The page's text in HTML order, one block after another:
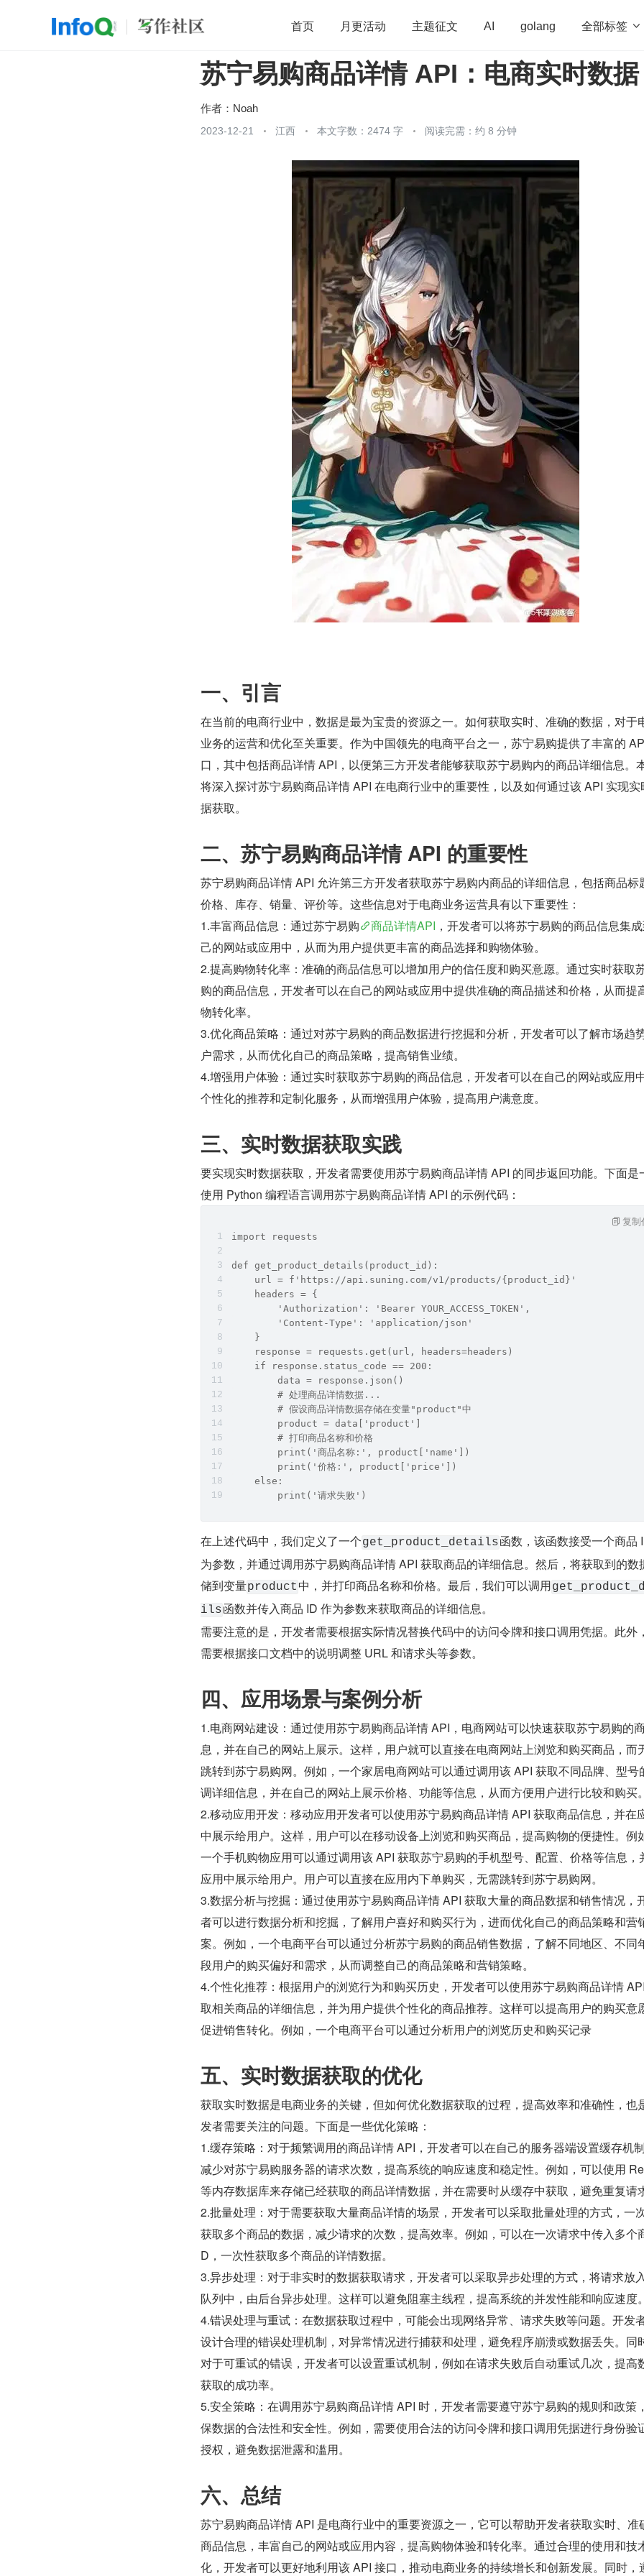
首页 月更活动 主题征文 AI golang 全部标签 
开源 架构 OpenHarmony 算法 学习方法 Web3.0 高
苏宁易购商品详情 API：电商实时数据
作者： Noah
2023-12-21 江西 本文字数：2474 字 阅读完需：约 8 分钟
一、引言
在当前的电商行业中，数据是最为宝贵的资源之一。如何获取实时、准确的数据，对于
业务的运营和优化至关重要。作为中国领先的电商平台之一，苏宁易购提供了丰富的
口，其中包括商品详情 API，以便第三方开发者能够获取苏宁易购内的商品详细信息。
将深入探讨苏宁易购商品详情 API 在电商行业中的重要性，以及如何通过该 API 实现实
据获取。
二、苏宁易购商品详情 API 的重要性
苏宁易购商品详情 API 允许第三方开发者获取苏宁易购内商品的详细信息，包括商品标
价格、库存、销量、评价等。这些信息对于电商业务运营具有以下重要性：
1.丰富商品信息：通过苏宁易购​
​商品详情API​ ，开发者可以将苏宁易购的商品信息集
己的网站或应用中，从而为用户提供更丰富的商品选择和购物体验。
2.提高购物转化率：准确的商品信息可以增加用户的信任度和购买意愿。通过实时获取
购的商品信息，开发者可以在自己的网站或应用中提供准确的商品描述和价格，从而提
物转化率。
3.优化商品策略：通过对苏宁易购的商品数据进行挖掘和分析，开发者可以了解市场趋
户需求，从而优化自己的商品策略，提高销售业绩。
4.增强用户体验：通过实时获取苏宁易购的商品信息，开发者可以在自己的网站或应用
个性化的推荐和定制化服务，从而增强用户体验，提高用户满意度。
三、实时数据获取实践
要实现实时数据获取，开发者需要使用苏宁易购商品详情 API 的同步返回功能。下面是
使用 Python 编程语言调用苏宁易购商品详情 API 的示例代码：
import requests
def get_product_details(product_id):
    url = f'https://api.suning.com/v1/products/{product_id}'
    headers = {
        'Authorization': 'Bearer YOUR_ACCESS_TOKEN',
        'Content-Type': 'application/json'
    }
    response = requests.get(url, headers=headers)
    if response.status_code == 200:
        data = response.json()
        # 处理商品详情数据...
        # 假设商品详情数据存储在变量"product"中
        product = data['product']
        # 打印商品名称和价格
        print('商品名称:', product['name'])
        print('价格:', product['price'])
    else:
        print('请求失败')
复制
在上述代码中，我们定义了一个​​get_product_details​函数，该函数接受一个商品
为参数，并通过调用苏宁易购商品详情 API 获取商品的详细信息。然后，将获取到的数
储到变量​​product​ ​中，并打印商品名称和价格。最后，我们可以调用​
ils​​函数并传入商品 ID 作为参数来获取商品的详细信息。
需要注意的是，开发者需要根据实际情况替换代码中的访问令牌和接口调用凭据。此外
需要根据接口文档中的说明调整 URL 和请求头等参数。
四、应用场景与案例分析
1.电商网站建设：通过使用苏宁易购商品详情 API，电商网站可以快速获取苏宁易购的
息，并在自己的网站上展示。这样，用户就可以直接在电商网站上浏览和购买商品，而
跳转到苏宁易购网。例如，一个家居电商网站可以通过调用该 API 获取不同品牌、型号
调详细信息，并在自己的网站上展示价格、功能等信息，从而方便用户进行比较和购买。
2.移动应用开发：移动应用开发者可以使用苏宁易购商品详情 API 获取商品信息，并在
中展示给用户。这样，用户可以在移动设备上浏览和购买商品，提高购物的便捷性。例
一个手机购物应用可以通过调用该 API 获取苏宁易购的手机型号、配置、价格等信息，
应用中展示给用户。用户可以直接在应用内下单购买，无需跳转到苏宁易购网。
3.数据分析与挖掘：通过使用苏宁易购商品详情 API 获取大量的商品数据和销售情况，
者可以进行数据分析和挖掘，了解用户喜好和购买行为，进而优化自己的商品策略和营
案。例如，一个电商平台可以通过分析苏宁易购的商品销售数据，了解不同地区、不同
段用户的购买偏好和需求，从而调整自己的商品策略和营销策略。
4.个性化推荐：根据用户的浏览行为和购买历史，开发者可以使用苏宁易购商品详情
取相关商品的详细信息，并为用户提供个性化的商品推荐。这样可以提高用户的购买意
促进销售转化。例如，一个电商平台可以通过分析用户的浏览历史和购买记录
五、实时数据获取的优化
获取实时数据是电商业务的关键，但如何优化数据获取的过程，提高效率和准确性，也
发者需要关注的问题。下面是一些优化策略：
1.缓存策略：对于频繁调用的商品详情 API，开发者可以在自己的服务器端设置缓存机
减少对苏宁易购服务器的请求次数，提高系统的响应速度和稳定性。例如，可以使用
等内存数据库来存储已经获取的商品详情数据，并在需要时从缓存中获取，避免重复请
2.批量处理：对于需要获取大量商品详情的场景，开发者可以采取批量处理的方式，一
获取多个商品的数据，减少请求的次数，提高效率。例如，可以在一次请求中传入多个
D，一次性获取多个商品的详情数据。
3.异步处理：对于非实时的数据获取请求，开发者可以采取异步处理的方式，将请求放
队列中，由后台异步处理。这样可以避免阻塞主线程，提高系统的并发性能和响应速度。
4.错误处理与重试：在数据获取过程中，可能会出现网络异常、请求失败等问题。开发
设计合理的错误处理机制，对异常情况进行捕获和处理，避免程序崩溃或数据丢失。同
对于可重试的错误，开发者可以设置重试机制，例如在请求失败后自动重试几次，提高
获取的成功率。
5.安全策略：在调用苏宁易购商品详情 API 时，开发者需要遵守苏宁易购的规则和政策
保数据的合法性和安全性。例如，需要使用合法的访问令牌和接口调用凭据进行身份验
授权，避免数据泄露和滥用。
六、总结
苏宁易购商品详情 API 是电商行业中的重要资源之一，它可以帮助开发者获取实时、准
商品信息，丰富自己的网站或应用内容，提高购物体验和转化率。通过合理的使用和技
化，开发者可以更好地利用该 API 接口，推动电商业务的持续增长和创新发展。同时，